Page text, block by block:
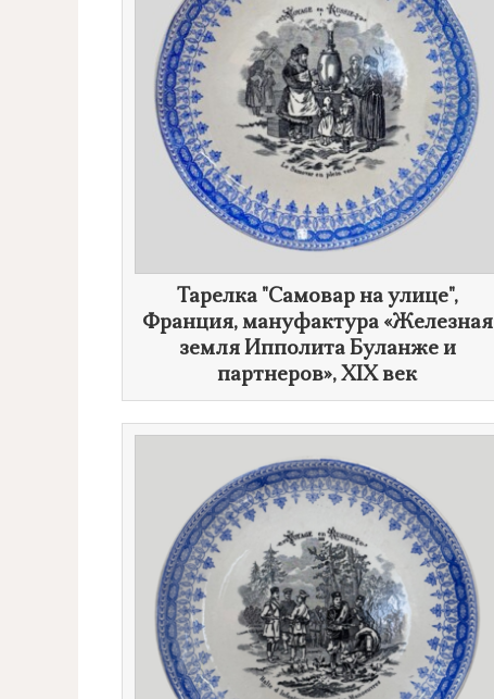
Тарелка "Самовар на улице",
Франция, мануфактура «Железная
земля Ипполита Буланже и
партнеров», XIX век